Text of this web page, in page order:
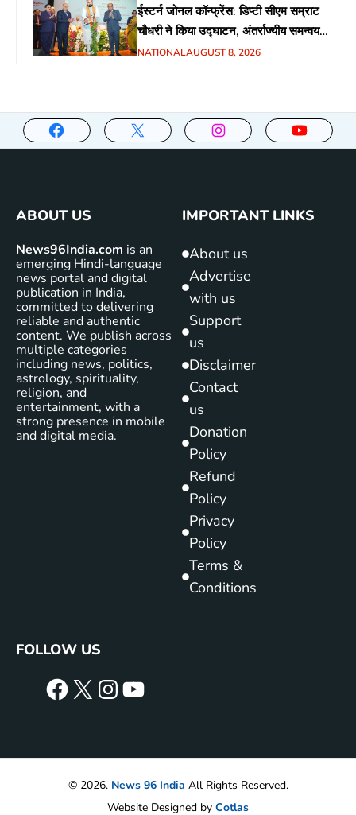
ईस्टर्न जोनल कॉन्फ्रेंस: डिप्टी सीएम सम्राट
चौधरी ने किया उद्घाटन, अंतर्राज्यीय समन्वय
पर जोर
NATIONALAUGUST 8, 2026
ABOUT US
News96India.com is an
emerging Hindi-language
news portal and digital
publication in India,
committed to delivering
reliable and authentic
content. We publish across
multiple categories
including news, politics,
astrology, spirituality,
religion, and
entertainment, with a
strong presence in mobile
and digital media.
IMPORTANT LINKS
About us
Advertise
with us
Support
us
Disclaimer
Contact
us
Donation
Policy
Refund
Policy
Privacy
Policy
Terms &
Conditions
FOLLOW US
© 2026. News 96 India All Rights Reserved.
Website Designed by Cotlas